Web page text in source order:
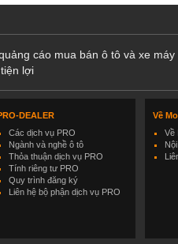
cáo mua bán ô tô và xe
lợi
DEALER
Các dịch vụ PRO
Ngành và nghề ô tô
Thỏa thuận dịch vụ PRO
Tính riêng tư PRO
Quy trình đăng ký
Liên hệ bộ phận dịch vụ PRO
Về
Về